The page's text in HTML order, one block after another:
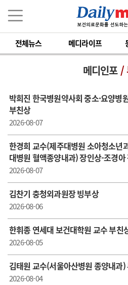
전체뉴스 메디라이프
메디인포/
박희진 한국병원약사회 중소·요양병
부친상
2026-08-07
한경희 교수(제주대병원 소아청소년
대병원 혈액종양내과) 장인상-조경
2026-08-07
김찬기 충청외과원장 빙부상
2026-08-06
한휘종 연세대 보건대학원 교수 부친
2026-08-05
김태원 교수(서울아산병원 종양내과)
2026-08-04